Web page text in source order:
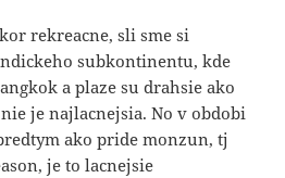
rekreacne, sli sme si
subkontinentu, kde
a plaze su drahsie ako
je najlacnejsia. No v obdobi
ako pride monzun, tj
je to lacnejsie